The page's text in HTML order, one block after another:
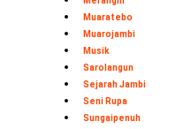
Muaratebo
Muarojambi
Musik
Sarolangun
Sejarah Jambi
Seni Rupa
Sungaipenuh